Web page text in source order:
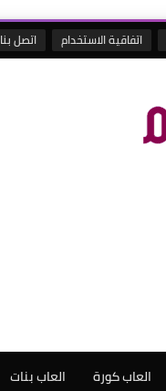
اتفاقية الاستخدام اتصل بنا
العاب كورة العاب بنات